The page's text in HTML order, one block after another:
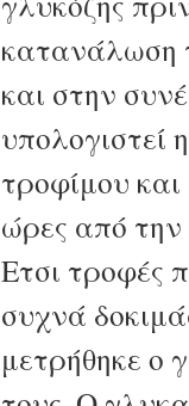
κατανάλωση
και στην
υπολογιστεί
τροφίμου
ώρες από
Ετσι τροφές
συχνά
μετρήθηκε ο